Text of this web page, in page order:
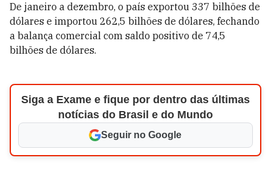
De janeiro a dezembro, o país exportou 337 bilhões de
dólares e importou 262,5 bilhões de dólares, fechando
a balança comercial com saldo positivo de 74,5
bilhões de dólares.
Siga a Exame e fique por dentro das últimas
notícias do Brasil e do Mundo
Seguir no Google